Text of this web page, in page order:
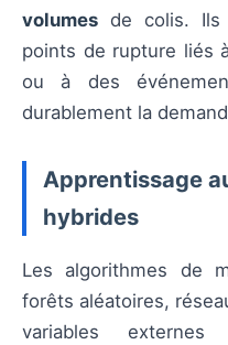
volumes de colis. Ils
points de rupture liés
ou à des
durablement la
Apprentissage
hybrides
Les algorithmes de
forêts aléatoires,
variables